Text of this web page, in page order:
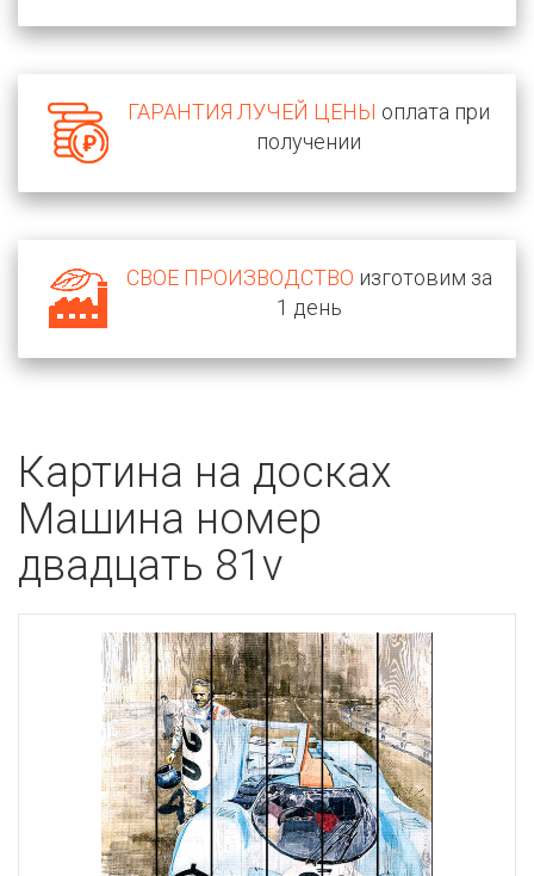
ГАРАНТИЯ ЛУЧЕЙ ЦЕНЫ оплата при
получении
СВОЕ ПРОИЗВОДСТВО изготовим за
1 день
Картина на досках
Машина номер
двадцать 81v